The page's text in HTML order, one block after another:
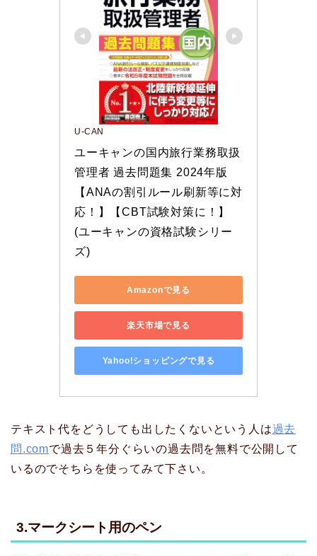
U-CAN
ユーキャンの国内旅行業務取扱
管理者 過去問題集 2024年版
【ANAの割引ルール刷新等に対
応！】【CBT試験対策に！】
(ユーキャンの資格試験シリー
ズ)
Amazonで見る
楽天市場で見る
Yahoo!ショッピングで見る
テキスト代をどうしても出したくないという人は過去
問.comで過去５年分ぐらいの過去問を無料で公開して
いるのでそちらを使ってみて下さい。
3.マークシート用のペン